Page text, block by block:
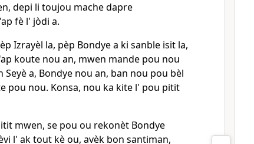
depi li toujou mache dapre
fè l' jòdi a.
Izrayèl la, pèp Bondye a ki sanble isit la,
koute nou an, mwen mande pou nou
a, Bondye nou an, ban nou pou bèl
pou nou. Konsa, nou ka kite l' pou pitit
mwen, se pou ou rekonèt Bondye
l' ak tout kè ou, avèk bon santiman,